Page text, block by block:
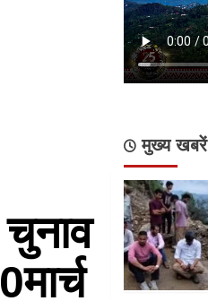
मुख्य खबरें